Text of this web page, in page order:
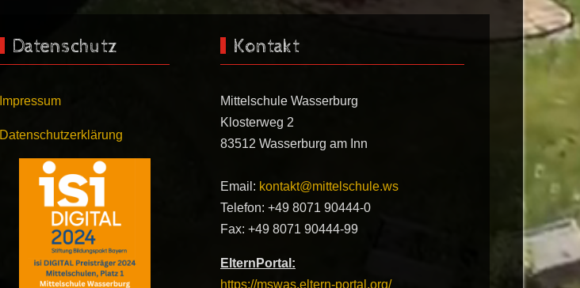
Datenschutz
Impressum
Datenschutzerklärung
Kontakt
Mittelschule Wasserburg
Klosterweg 2
83512 Wasserburg am Inn
Email: kontakt@mittelschule.ws
Telefon: +49 8071 90444-0
Fax: +49 8071 90444-99
ElternPortal:
https://mswas.eltern-portal.org/